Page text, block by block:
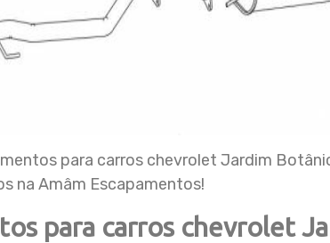
para carros chevrolet Jardim
na Amâm Escapamentos!
para carros chevrolet